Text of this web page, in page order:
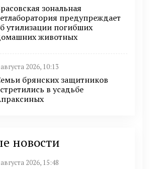
зональная
предупреждает
утилизации погибших
животных
2026, 10:13
брянских защитников
в усадьбе
новости
2026, 15:48